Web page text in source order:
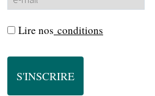
Lire nos conditions